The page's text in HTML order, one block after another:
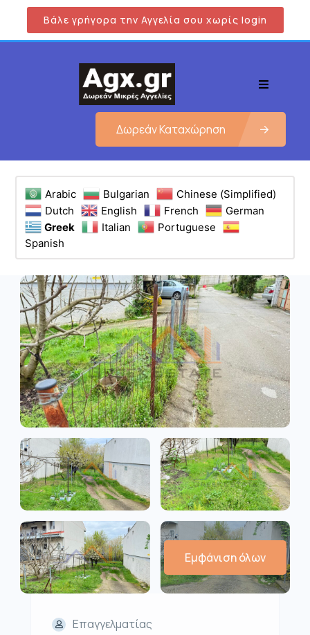
Βάλε γρήγορα την Αγγελία σου χωρίς login
Δωρεάν Καταχώρηση
Arabic Bulgarian
Chinese (Simplified)
Dutch
English French
German
Greek
Italian
Portuguese
Spanish
Εμφάνιση όλων
Επαγγελματίας